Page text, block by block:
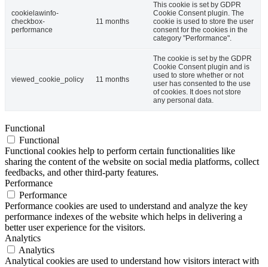
cookielawinfo-
checkbox-
performance
11 months
This cookie is set by GDPR
Cookie Consent plugin. The
cookie is used to store the user
consent for the cookies in the
category "Performance".
viewed_cookie_policy 11 months
The cookie is set by the GDPR
Cookie Consent plugin and is
used to store whether or not
user has consented to the use
of cookies. It does not store
any personal data.
Functional
Functional
Functional cookies help to perform certain functionalities like
sharing the content of the website on social media platforms, collect
feedbacks, and other third-party features.
Performance
Performance
Performance cookies are used to understand and analyze the key
performance indexes of the website which helps in delivering a
better user experience for the visitors.
Analytics
Analytics
Analytical cookies are used to understand how visitors interact with